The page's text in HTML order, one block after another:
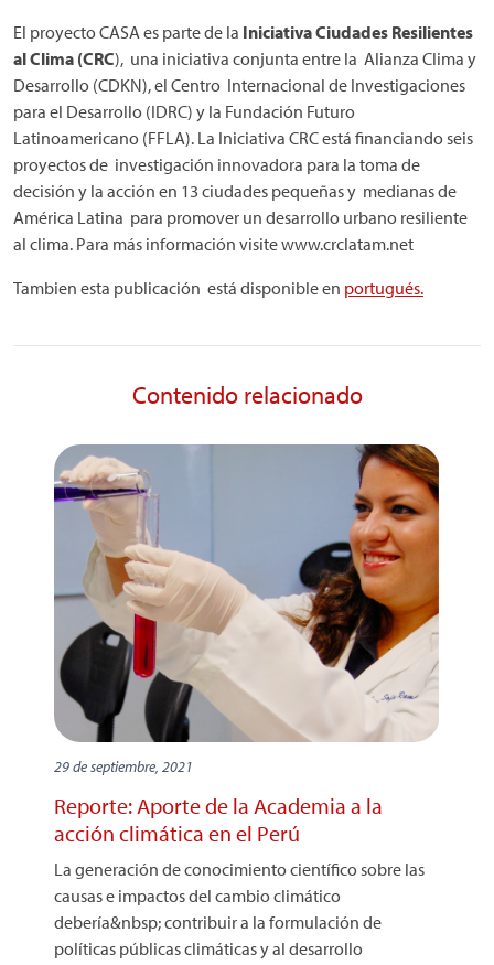
El proyecto CASA es parte de la Iniciativa Ciudades Resilientes
al Clima (CRC), una iniciativa conjunta entre la Alianza Clima y
Desarrollo (CDKN), el Centro Internacional de Investigaciones
para el Desarrollo (IDRC) y la Fundación Futuro
Latinoamericano (FFLA). La Iniciativa CRC está financiando seis
proyectos de investigación innovadora para la toma de
decisión y la acción en 13 ciudades pequeñas y medianas de
América Latina para promover un desarrollo urbano resiliente
al clima. Para más información visite www.crclatam.net
Tambien esta publicación está disponible en portugués.
Contenido relacionado
29 de septiembre, 2021
Reporte: Aporte de la Academia a la
acción climática en el Perú
La generación de conocimiento científico sobre las
causas e impactos del cambio climático
debería&nbsp; contribuir a la formulación de
políticas públicas climáticas y al desarrollo